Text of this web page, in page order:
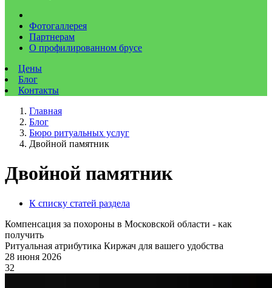
Фотогаллерея
Партнерам
О профилированном брусе
Цены
Блог
Контакты
Главная
Блог
Бюро ритуальных услуг
Двойной памятник
Двойной памятник
К списку статей раздела
Компенсация за похороны в Московской области - как
получить
Ритуальная атрибутика Киржач для вашего удобства
28 июня 2026
32